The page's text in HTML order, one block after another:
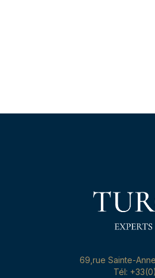
69,rue Sainte-
Tél: